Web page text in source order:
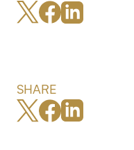
SHARE